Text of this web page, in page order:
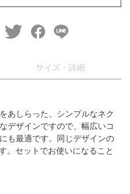
twitter facebookline
サイズ・詳細
あしらった、シンプルなネク
デザインですので、幅広いコ
も最適です。同じデザインの
。セットでお使いになること